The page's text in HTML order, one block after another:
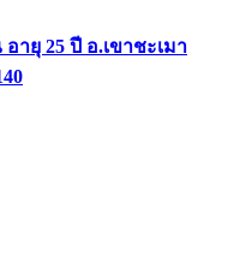
ายุ 25 ปี อ.เขาชะเมา